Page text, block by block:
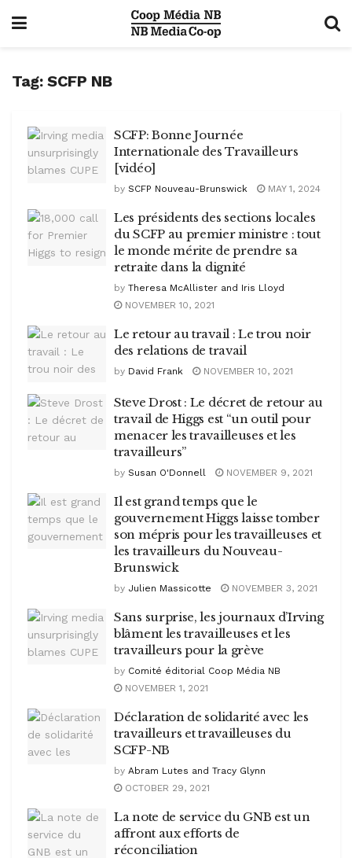
Tag: SCFP NB
SCFP: Bonne Journée
Internationale des Travailleurs
[vidéo]
by SCFP Nouveau-Brunswick MAY 1, 2024
Les présidents des sections locales
du SCFP au premier ministre : tout
le monde mérite de prendre sa
retraite dans la dignité
by Theresa McAllister and Iris Lloyd
NOVEMBER 10, 2021
Le retour au travail : Le trou noir
des relations de travail
by David Frank NOVEMBER 10, 2021
Steve Drost : Le décret de retour au
travail de Higgs est “un outil pour
menacer les travailleuses et les
travailleurs”
by Susan O'Donnell NOVEMBER 9, 2021
Il est grand temps que le
gouvernement Higgs laisse tomber
son mépris pour les travailleuses et
les travailleurs du Nouveau-
Brunswick
by Julien Massicotte NOVEMBER 3, 2021
Sans surprise, les journaux d’Irving
blâment les travailleuses et les
travailleurs pour la grève
by Comité éditorial Coop Média NB
NOVEMBER 1, 2021
Déclaration de solidarité avec les
travailleurs et travailleuses du
SCFP-NB
by Abram Lutes and Tracy Glynn
OCTOBER 29, 2021
La note de service du GNB est un
affront aux efforts de
réconciliation